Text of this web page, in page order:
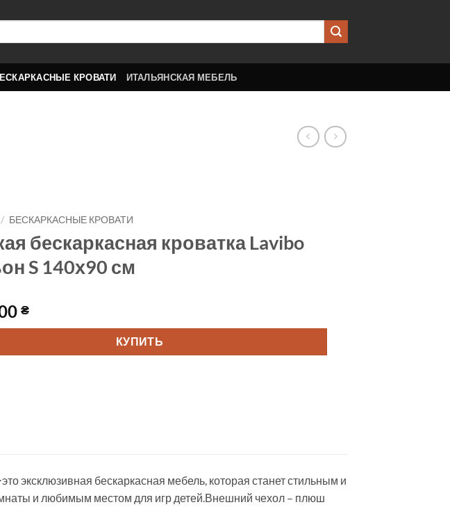
КРОВАТИ ИТАЛЬЯНСКАЯ МЕБЕЛЬ
/ БЕСКАРКАСНЫЕ КРОВАТИ
бескаркасная кроватка Lavibo
S 140х90 см
₴
КУПИТЬ
эксклюзивная бескаркасная мебель, которая станет стильным и
и любимым местом для игр детей.Внешний чехол – плюш